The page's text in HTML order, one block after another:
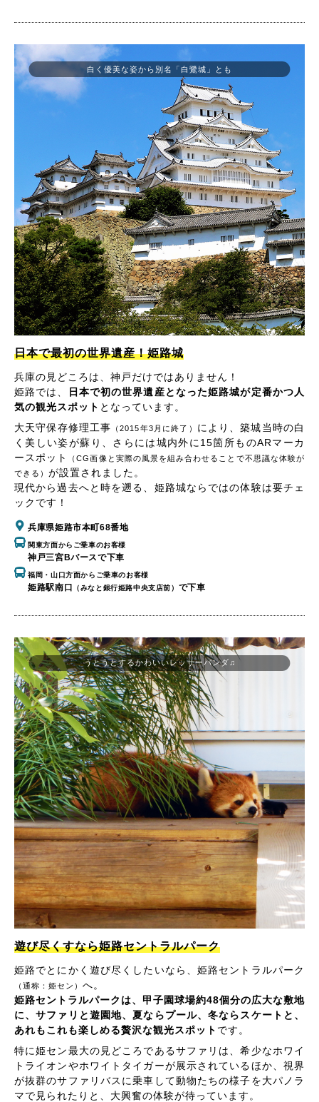
白く優美な姿から別名「白鷺城」とも
日本で最初の世界遺産！姫路城
兵庫の見どころは、神戸だけではありません！
姫路では、
日本で初の世界遺産となった姫路城が定番かつ人
気の観光スポット となっています。
大天守保存修理工事
（2015年3月に終了）
により、築城当時の白
く美しい姿が蘇り、さらには城内外に15箇所ものARマーカ
ースポット
（CG画像と実際の風景を組み合わせることで不思議な体験が
できる） が設置されました。
現代から過去へと時を遡る、姫路城ならではの体験は要チェ
ックです！
兵庫県姫路市本町68番地
関東方面からご乗車のお客様
神戸三宮Bバースで下車
福岡・山口方面からご乗車のお客様
姫路駅南口 （みなと銀行姫路中央支店前） で下車
遊び尽くすなら姫路セントラルパーク
姫路でとにかく遊び尽くしたいなら、姫路セントラルパーク
（通称：姫セン） へ。
姫路セントラルパークは、甲子園球場約48個分の広大な敷地
に、サファリと遊園地、夏ならプール、冬ならスケートと、
あれもこれも楽しめる贅沢な観光スポット です。
特に姫セン最大の見どころであるサファリは、希少なホワイ
トライオンやホワイトタイガーが展示されているほか、視界
が抜群のサファリバスに乗車して動物たちの様子を大パノラ
マで見られたりと、大興奮の体験が待っています。
うとうとするかわいいレッサーパンダ♫